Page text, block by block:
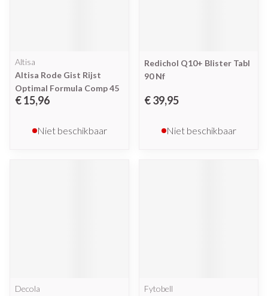
Altisa
Altisa Rode Gist Rijst
Optimal Formula Comp 45
€ 15,96
Niet beschikbaar
Redichol Q10+ Blister Tabl
90 Nf
€ 39,95
Niet beschikbaar
Decola
Fytobell